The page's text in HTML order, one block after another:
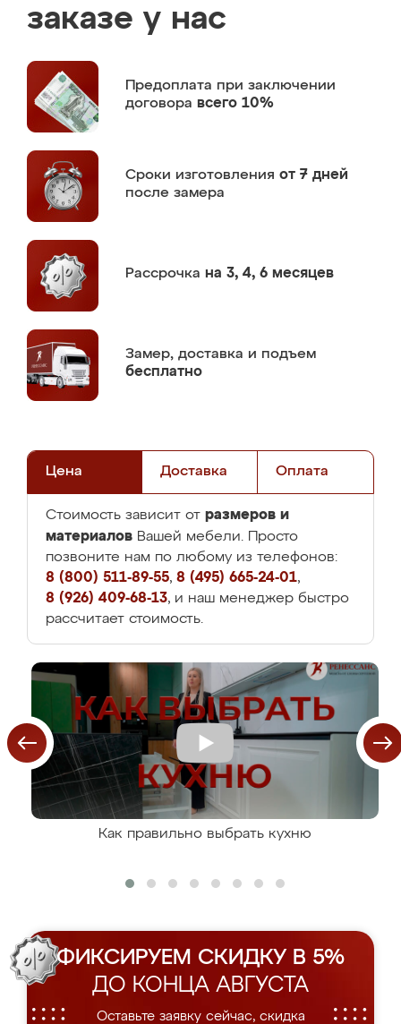
заказе у нас
Предоплата при заключении
договора всего 10%
Сроки изготовления от 7 дней
после замера
Рассрочка на 3, 4, 6 месяцев
Замер, доставка и подъем
бесплатно
Цена Доставка Оплата
Стоимость зависит от размеров и
материалов Вашей мебели. Просто
позвоните нам по любому из телефонов:
8 (800) 511-89-55, 8 (495) 665-24-01,
8 (926) 409-68-13, и наш менеджер быстро
рассчитает стоимость.
Как правильно выбрать кухню
ФИКСИРУЕМ СКИДКУ В 5%
ДО КОНЦА АВГУСТА
Оставьте заявку сейчас, скидка